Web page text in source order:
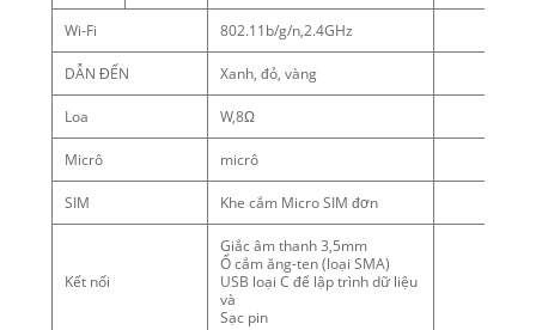
Wi-Fi 802.11b/g/n,2.4GHz
DẪN ĐẾN Xanh, đỏ, vàng
Loa W,8Ω
Micrô micrô
SIM Khe cắm Micro SIM đơn
Kết nối
Giắc âm thanh 3,5mm
Ổ cắm ăng-ten (loại SMA)
USB loại C để lập trình dữ liệu
và
Sạc pin